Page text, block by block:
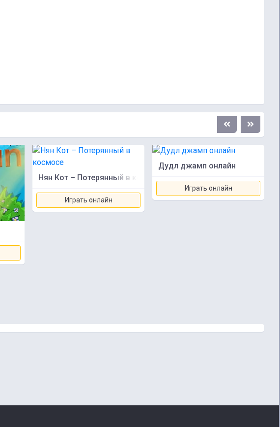
Нян Кот – Потерянный в космосе
Играть онлайн
Дудл джамп онлайн
Играть онлайн